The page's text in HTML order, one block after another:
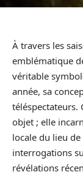
À travers les
emblématique
véritable
année, sa
téléspectateurs.
objet ; elle
locale du lieu
interrogations
révélations